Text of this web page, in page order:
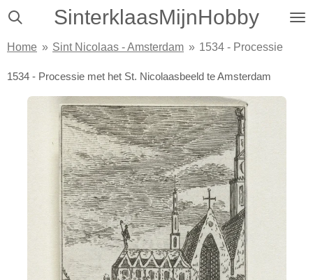
Ga
naar
hoofdinhoud
SinterklaasMijnHobby
Home » Sint Nicolaas - Amsterdam » 1534 - Processie
1534 - Processie met het St. Nicolaasbeeld te Amsterdam